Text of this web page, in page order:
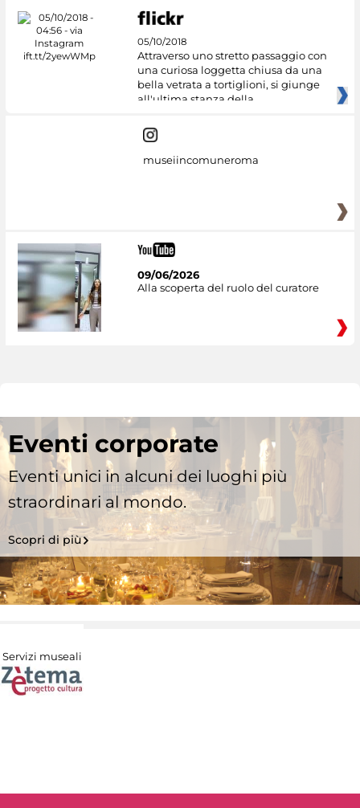
05/10/2018
Attraverso uno stretto passaggio con
una curiosa loggetta chiusa da una
bella vetrata a tortiglioni, si giunge
all'ultima stanza della
museiincomuneroma
09/06/2026
Alla scoperta del ruolo del curatore
Eventi corporate
Eventi unici in alcuni dei luoghi più
straordinari al mondo.
Scopri di più
Servizi museali